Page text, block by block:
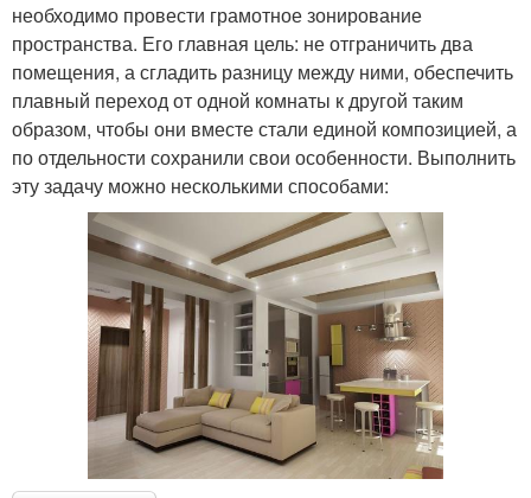
необходимо провести грамотное зонирование
пространства. Его главная цель: не отграничить два
помещения, а сгладить разницу между ними, обеспечить
плавный переход от одной комнаты к другой таким
образом, чтобы они вместе стали единой композицией, а
по отдельности сохранили свои особенности. Выполнить
эту задачу можно несколькими способами: